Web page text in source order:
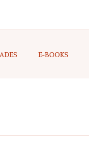
E-BOOKS